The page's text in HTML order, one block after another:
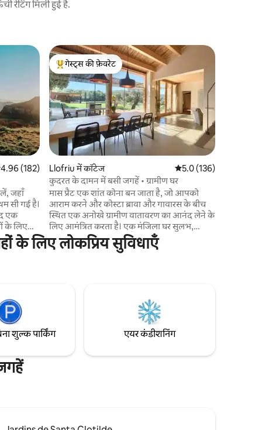
रेटिंग मिली हुई है.
रेटिंग 5 में से 4.96, 182 समीक्षाएँ
4.96 (182)
जहाँ
सी गई है।
एक
के लिए
लेकर उन
मायने
गेस्ट्स का टॉप फ़ेवरेट
गेस्ट्स की फ़ेवरेट
Llofriu में कॉटेज औसत रेटिंग 5 में से 5.0,
5.0 (136)
कुदरत के दामन में बसी जगहें • ग्रामीण घर
मास प्रैट एक शांत कोना बन जाता है, जो आपको
आराम करने और कोस्टा ब्रावा और गावारस के बीच
स्थित एक अनोखे ग्रामीण वातावरण का आनंद लेने के
लिए आमंत्रित करता है। एक मंजिला घर सुलभ,
विशाल और बहुत उज्ज्वल है और हर कमरे से आप
खेतों या जंगल को देख सकते हैं। पक्षी सुन रहे हैं। दो
के लिए लोकप्रिय सुविधाएँ
शुल्क पार्किंग एयर कंडीशनिंग